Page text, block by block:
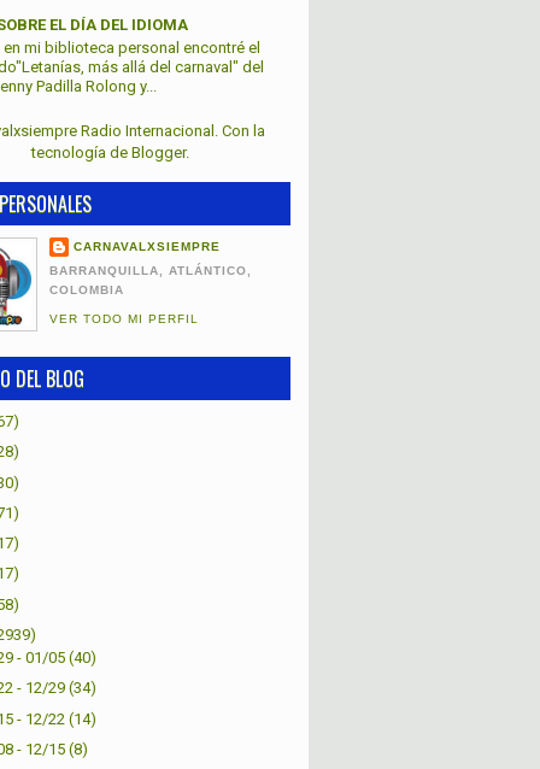
EL DÍA DEL IDIOMA
mi biblioteca personal encontré el
más allá del carnaval" del
Padilla Rolong y...
Radio Internacional. Con la
tecnología de Blogger.
CARNAVALXSIEMPRE
BARRANQUILLA, ATLÁNTICO,
COLOMBIA
VER TODO MI PERFIL
DEL BLOG
- 01/05 (40)
- 12/29 (34)
- 12/22 (14)
- 12/15 (8)